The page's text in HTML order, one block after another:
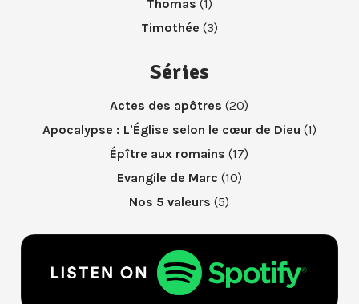
Thomas (1)
Timothée (3)
Séries
Actes des apôtres (20)
Apocalypse : L'Église selon le cœur de Dieu (1)
Épître aux romains (17)
Evangile de Marc (10)
Nos 5 valeurs (5)